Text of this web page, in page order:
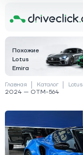
Похожие
Lotus
Emira
Главная Каталог Lotus
2024 — OTM-564